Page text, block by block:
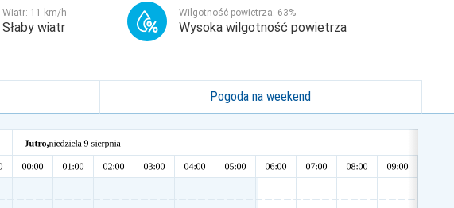
Wiatr: 11 km/h
Słaby wiatr
Wilgotność powietrza: 63%
Wysoka wilgotność powietrza
Pogoda na weekend